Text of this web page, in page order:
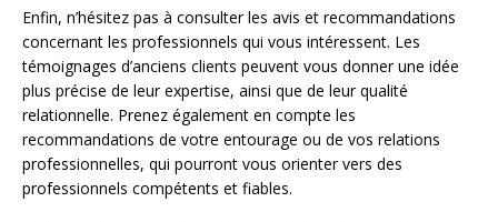
Enfin, n’hésitez pas à consulter les avis et recommandations
concernant les professionnels qui vous intéressent. Les
témoignages d’anciens clients peuvent vous donner une idée
plus précise de leur expertise, ainsi que de leur qualité
relationnelle. Prenez également en compte les
recommandations de votre entourage ou de vos relations
professionnelles, qui pourront vous orienter vers des
professionnels compétents et fiables.